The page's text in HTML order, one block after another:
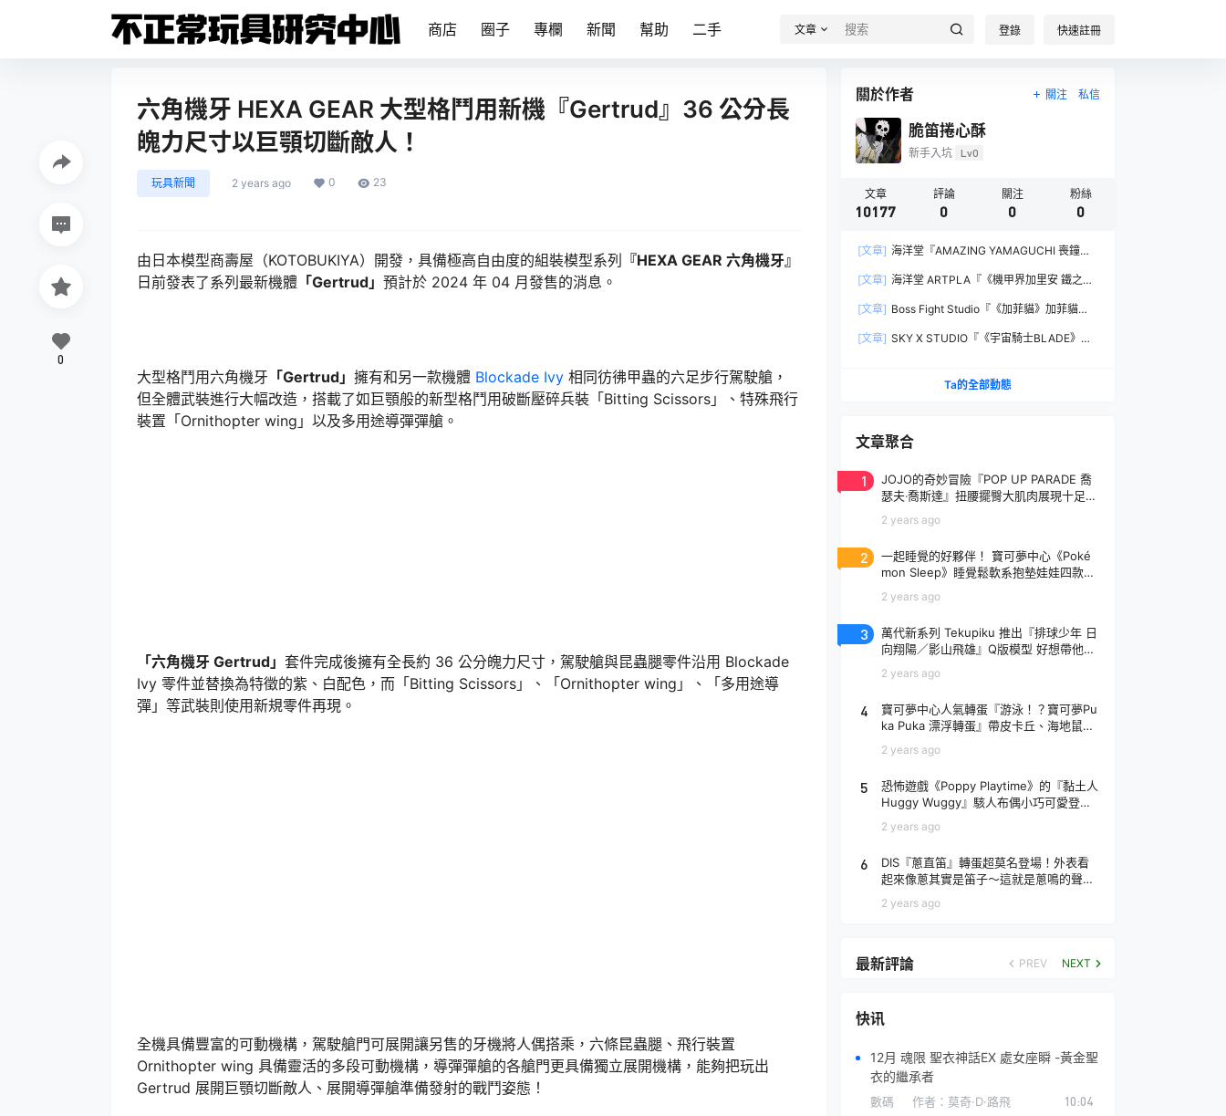
商店 圈子 專欄 新聞 幫助 二手 文章 登錄 快速註冊
六角機牙 HEXA GEAR 大型格鬥用新機『Gertrud』36 公分長
魄力尺寸以巨顎切斷敵人！
玩具新聞 2 years ago 0 23
由日本模型商壽屋（KOTOBUKIYA）開發，具備極高自由度的組裝模型系列
『HEXA GEAR 六角機牙』
日前發表了系列最新機體 「Gertrud」 預計於 2024 年 04 月發售的消息。
大型格鬥用六角機牙 「Gertrud」 擁有和另一款機體 Blockade Ivy 相同彷彿甲蟲的六足步行駕駛艙，
但全體武裝進行大幅改造，搭載了如巨顎般的新型格鬥用破斷壓碎兵裝「Bitting Scissors」、特殊飛行
裝置「Ornithopter wing」以及多用途導彈彈艙。
「六角機牙 Gertrud」 套件完成後擁有全長約 36 公分魄力尺寸，駕駛艙與昆蟲腿零件沿用 Blockade
Ivy 零件並替換為特徵的紫、白配色，而「Bitting Scissors」、「Ornithopter wing」、「多用途導
彈」等武裝則使用新規零件再現。
全機具備豐富的可動機構，駕駛艙門可展開讓另售的牙機將人偶搭乘，六條昆蟲腿、飛行裝置
Ornithopter wing 具備靈活的多段可動機構，導彈彈艙的各艙門更具備獨立展開機構，能夠把玩出
Gertrud 展開巨顎切斷敵人、展開導彈艙準備發射的戰鬥姿態！
0
關於作者 關注 私信
脆笛捲心酥
新手入坑 Lv0
文章
10177
評論
0
關注
0
粉絲
0
[文章] 海洋堂『AMAZING YAMAGUCHI 喪鐘
之刃與大魄力火焰特效！
[文章] 海洋堂 ARTPLA『《機甲界加里安 鐵之紋
規再現！
[文章] Boss Fight Studio『《加菲貓》加菲貓
受到的龐大份量！
[文章] SKY X STUDIO『《宇宙騎士BLADE》
Ta的全部動態
文章聚合
1
JOJO的奇妙冒險『POP UP PARADE 喬
瑟夫‧喬斯達』扭腰擺臀大肌肉展現十足騷
2 years ago
2
一起睡覺的好夥伴！ 寶可夢中心《Poké
mon Sleep》睡覺鬆軟系抱墊娃娃四款登
2 years ago
3
萬代新系列 Tekupiku 推出『排球少年 日
向翔陽／影山飛雄』Q版模型 好想帶他出
2 years ago
4
寶可夢中心人氣轉蛋『游泳！？寶可夢Pu
ka Puka 漂浮轉蛋』帶皮卡丘、海地鼠去
2 years ago
5
恐怖遊戲《Poppy Playtime》的『黏土人
Huggy Wuggy』駭人布偶小巧可愛登
2 years ago
6
DIS『蔥直笛』轉蛋超莫名登場！外表看
起來像蔥其實是笛子～這就是蔥鳴的聲音
2 years ago
最新評論 PREV NEXT
快讯
12月 魂限 聖衣神話EX 處女座瞬 -黃金聖
衣的繼承者
數碼 作者： 莫奇·D·路飛 10:04